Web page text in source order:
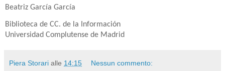
Beatriz García García
Biblioteca de CC. de la Información
Universidad Complutense de Madrid
Piera Storari alle 14:15 Nessun commento: